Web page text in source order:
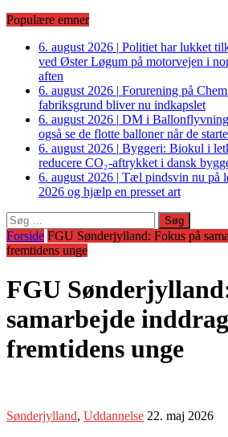
Populære emner
6. august 2026 | Politiet har lukket
ved Øster Løgum på motorvejen i
aften
6. august 2026 | Forurening på
fabriksgrund bliver nu indkapslet
6. august 2026 | DM i Ballonflyvning
også se de flotte balloner når de
6. august 2026 | Byggeri: Biokul i
reducere CO₂-aftrykket i dansk
6. august 2026 | Tæl pindsvin nu på
2026 og hjælp en presset art
Søg
efter:
Forside FGU Sønderjylland: Fokus på
fremtidens unge
FGU
samarbejde
fremtidens unge
Sønderjylland, Uddannelse 22. maj 2026